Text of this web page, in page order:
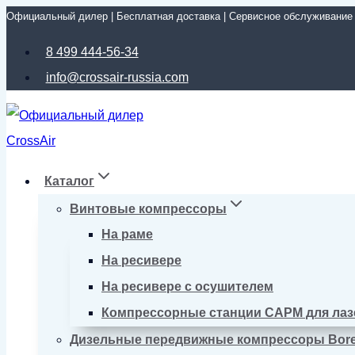
Перейти
Официальный дилер | Бесплатная доставка | Сервисное обслуживание
8 499 444-56-34
info@crossair-russia.com
Каталог
Винтовые компрессоры
На раме
На ресивере
На ресивере с осушителем
Компрессорные станции CAPM для
Дизельные передвижные компрессоры